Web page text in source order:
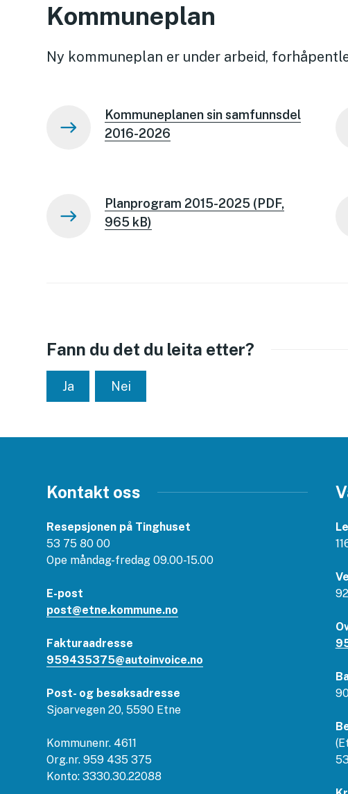
Kommuneplan
Ny kommuneplan er under arbeid,
Kommuneplanen sin samfunnsdel
2016-2026
Planprogram 2015-2025 (PDF,
965 kB)
Fann du det du leita etter?
Ja Nei
Kontakt oss
Resepsjonen på Tinghuset
53 75 80 00
Ope måndag-fredag 09.00-15.00
E-post
post@etne.kommune.no
Fakturaadresse
959435375@autoinvoice.no
Post- og besøksadresse
Sjoarvegen 20, 5590 Etne
Kommunenr. 4611
Org.nr. 959 435 375
Konto: 3330.30.22088